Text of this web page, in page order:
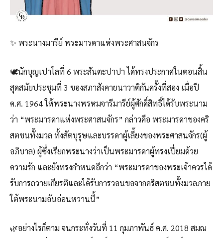
✨ พระนางมารีย์ พระมารดาแห่งพระศาสนจักร
🕊️นักบุญเปาโลที่ 6 พระสันตะปาปา ได้ทรงประกาศในตอนสิ้น
สุดสมัยประชุมที่ 3 ของสภาสังคายนาวาติกันครั้งที่สอง เมื่อปี
ค.ศ. 1964 ให้พระนางพรหมจารีมารีย์ผู้ศักดิ์สิทธิ์ได้รับพระนาม
ว่า “พระมารดาแห่งพระศาสนจักร” กล่าวคือ พระมารดาของคริ
สตชนทั้งมวล ทั้งสัตบุรุษและบรรดาผู้เลี้ยงของพระศาสนจักร(ผู้
อภิบาล) ผู้ซึ่งเรียกพระนางว่าเป็นพระมารดาผู้ทรงเปี่ยมด้วย
ความรัก และยังทรงกำหนดอีกว่า “พระมารดาของพระเจ้าควรได้
รับการถวายเกียรติและได้รับการวอนขอจากคริสตชนทั้งมวลภาย
ใต้พระนามอันอ่อนหวานนี้”
🌿อย่างไรก็ตาม จนกระทั่งวันที่ 11 กุมภาพันธ์ ค.ศ. 2018 สมณ